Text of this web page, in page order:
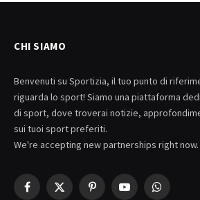
CHI SIAMO
Benvenuti su Sportizia, il tuo punto di
riguarda lo sport! Siamo una piattaforma
di sport, dove troverai notizie,
sui tuoi sport preferiti.
We're accepting new partnerships right now.
Facebook
X
PinterestYouTubeWhatsApp